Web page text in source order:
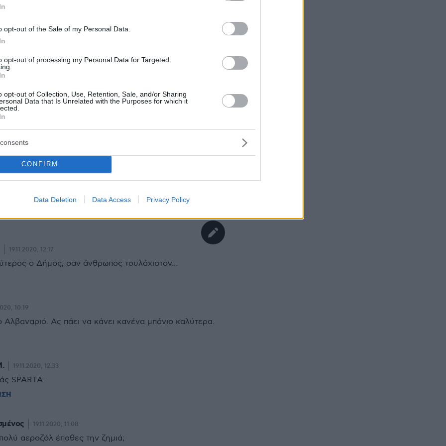
opt-out of the Sale of my Personal Data.
opt-out of processing my Personal Data for Targeted
opt-out of Collection, Use, Retention, Sale, and/or Sharing
Data that Is Unrelated with the Purposes for which it
CONFIRM
Data Deletion Data Access Privacy Policy
Τα αγόρια κάνουν στριπτίζ στην Άννα Μαρία
της-Βίντεο
πικρός ο καφές για το μοντέλο που
στο Protothema.gr
(10)
19.11.2020, 12:17
ο Δήμος, σαν άνθρωπος τουλάχιστον...
10:19
Αλβαναριό. Ας πάει να κάνει κανένα μπάνιο καλύτερα.
19.11.2020, 12:33
SPARTA.
19.11.2020, 11:08
αεροζόλ έπαθες την ζημιά;